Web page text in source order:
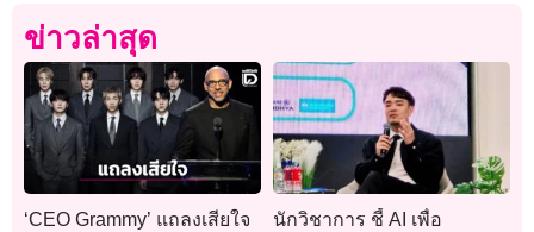
ข่าวล่าสุด
‘CEO Grammy’ แถลงเสียใจ
นักวิชาการ ชี้ AI เพื่อ